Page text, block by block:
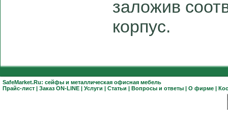
заложив
корпус.
SafeMarket.Ru: сейфы и металлическая офисная мебель
Прайс-лист | Заказ ON-LINE | Услуги | Статьи | Вопросы и ответы | О фирме |